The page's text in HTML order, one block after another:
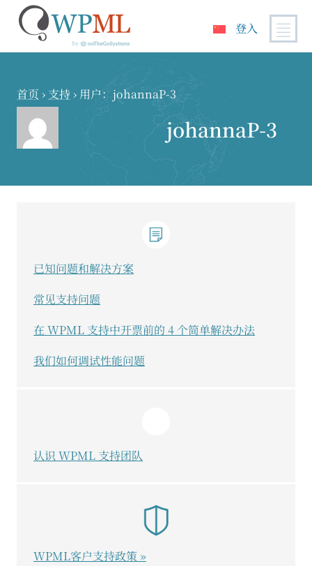
登入
首页 › 支持› 用户：johannaP-3
johannaP-3
已知问题和解决方案
常见支持问题
在 WPML 支持中开票前的 4 个简单解决办法
我们如何调试性能问题
认识 WPML 支持团队
WPML客户支持政策 »